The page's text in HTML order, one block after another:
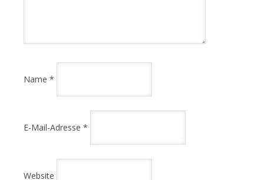
Name *
E-Mail-Adresse *
Website